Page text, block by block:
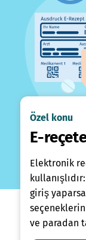
Özel konu
E-
Elektronik
giriş
ve paradan